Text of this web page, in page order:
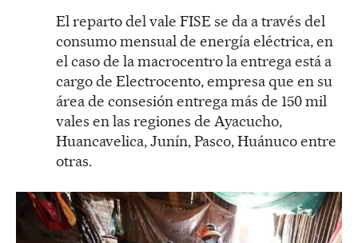
El reparto del vale FISE se da a través del
consumo mensual de energía eléctrica, en
el caso de la macrocentro la entrega está a
cargo de Electrocento, empresa que en su
área de consesión entrega más de 150 mil
vales en las regiones de Ayacucho,
Huancavelica, Junín, Pasco, Huánuco entre
otras.